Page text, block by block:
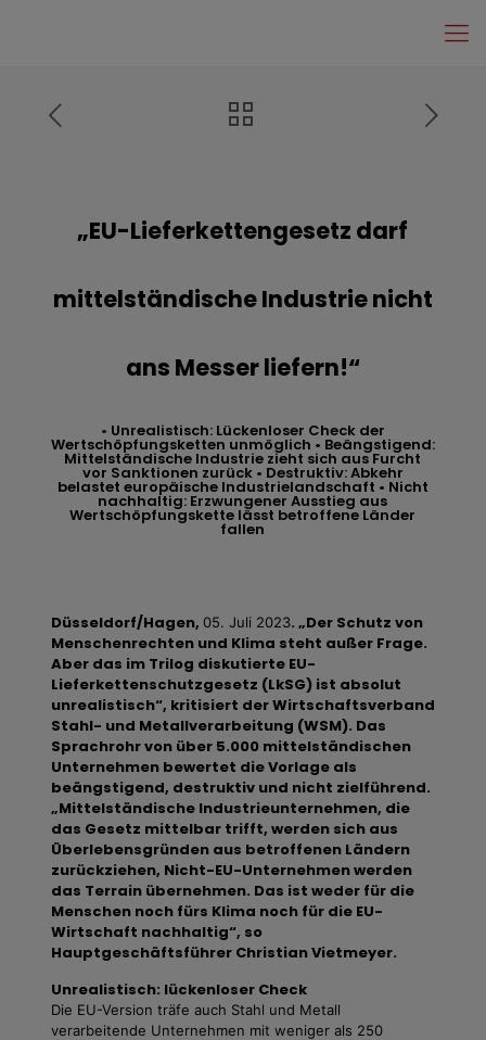
„EU-Lieferkettengesetz darf
mittelständische Industrie nicht
ans Messer liefern!“
• Unrealistisch: Lückenloser Check der
Wertschöpfungsketten unmöglich • Beängstigend:
Mittelständische Industrie zieht sich aus Furcht
vor Sanktionen zurück • Destruktiv: Abkehr
belastet europäische Industrielandschaft • Nicht
nachhaltig: Erzwungener Ausstieg aus
Wertschöpfungskette lässt betroffene Länder
fallen
Düsseldorf/Hagen, 05. Juli 2023. „Der Schutz von
Menschenrechten und Klima steht außer Frage.
Aber das im Trilog diskutierte EU-
Lieferkettenschutzgesetz (LkSG) ist absolut
unrealistisch“, kritisiert der Wirtschaftsverband
Stahl- und Metallverarbeitung (WSM). Das
Sprachrohr von über 5.000 mittelständischen
Unternehmen bewertet die Vorlage als
beängstigend, destruktiv und nicht zielführend.
„Mittelständische Industrieunternehmen, die
das Gesetz mittelbar trifft, werden sich aus
Überlebensgründen aus betroffenen Ländern
zurückziehen, Nicht-EU-Unternehmen werden
das Terrain übernehmen. Das ist weder für die
Menschen noch fürs Klima noch für die EU-
Wirtschaft nachhaltig“, so
Hauptgeschäftsführer Christian Vietmeyer.
Unrealistisch: lückenloser Check
Die EU-Version träfe auch Stahl und Metall
verarbeitende Unternehmen mit weniger als 250